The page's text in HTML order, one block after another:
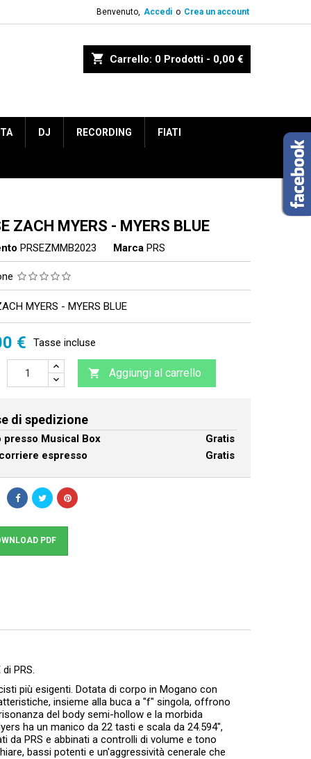
Benvenuto, Accedi o Crea un account
shopping_cart Carrello: 0 Prodotti - 0,00 €
DJ RECORDING FIATI
ZACH MYERS - MYERS BLUE
PRSEZMMB2023 Marca PRS
MYERS - MYERS BLUE
€ Tasse incluse
 Aggiungi al carrello
di spedizione
presso Musical Box
Gratis
espresso
Gratis
PDF
PRS.
più esigenti. Dotata di corpo in Mogano con
insieme alla buca a "f" singola, offrono
del body semi-hollow e la morbida
ha un manico da 22 tasti e scala da 24.594",
da PRS e abbinati a controlli di volume e tono
bassi potenti e un'aggressività cenerale che